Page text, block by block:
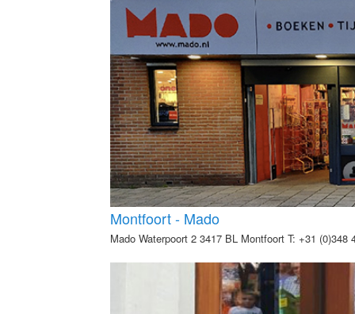
Montfoort - Mado
Mado Waterpoort 2 3417 BL Montfoort T: +31